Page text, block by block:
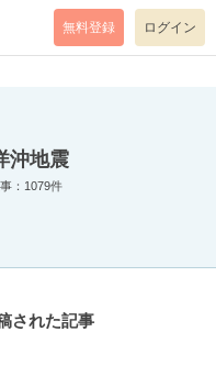
mode=return level=notice
無料登録 ログイン
沖地震
：1079件
された記事